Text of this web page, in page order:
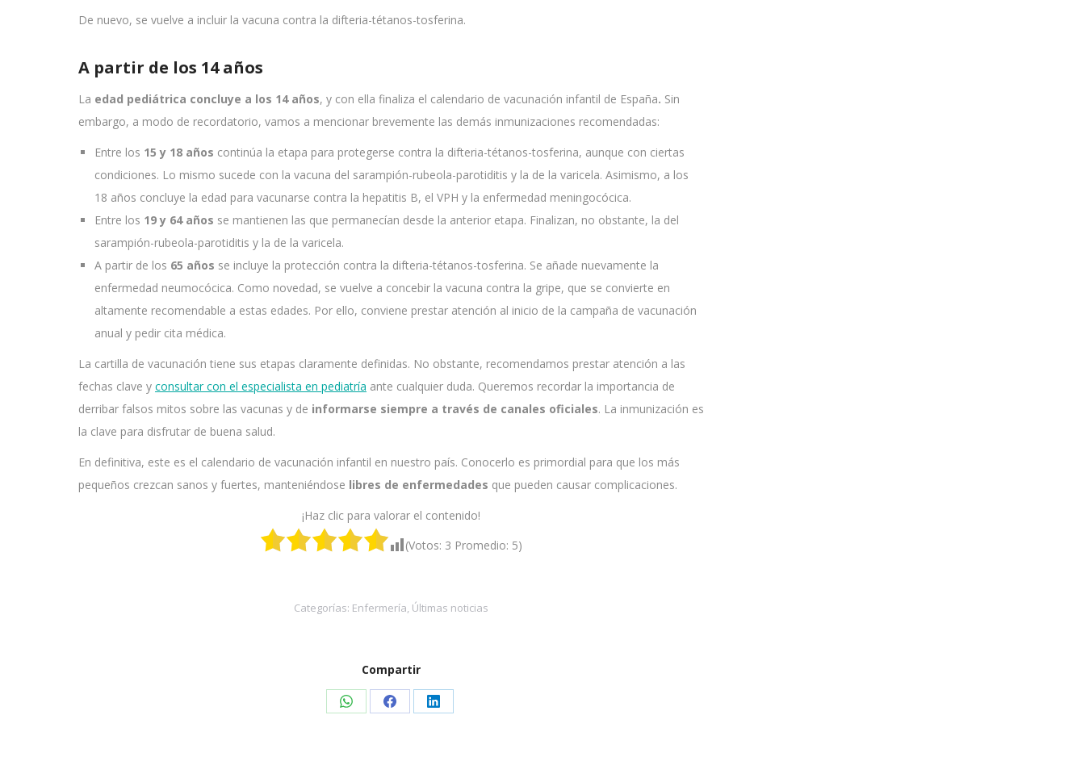
De nuevo, se vuelve a incluir la vacuna contra la difteria-tétanos-tosferina.
A partir de los 14 años
La edad pediátrica concluye a los 14 años, y con ella finaliza el calendario de vacunación infantil de España. Sin
embargo, a modo de recordatorio, vamos a mencionar brevemente las demás inmunizaciones recomendadas:
Entre los 15 y 18 años continúa la etapa para protegerse contra la difteria-tétanos-tosferina, aunque con ciertas
condiciones. Lo mismo sucede con la vacuna del sarampión-rubeola-parotiditis y la de la varicela. Asimismo, a los
18 años concluye la edad para vacunarse contra la hepatitis B, el VPH y la enfermedad meningocócica.
Entre los 19 y 64 años se mantienen las que permanecían desde la anterior etapa. Finalizan, no obstante, la del
sarampión-rubeola-parotiditis y la de la varicela.
A partir de los 65 años se incluye la protección contra la difteria-tétanos-tosferina. Se añade nuevamente la
enfermedad neumocócica. Como novedad, se vuelve a concebir la vacuna contra la gripe, que se convierte en
altamente recomendable a estas edades. Por ello, conviene prestar atención al inicio de la campaña de vacunación
anual y pedir cita médica.
La cartilla de vacunación tiene sus etapas claramente definidas. No obstante, recomendamos prestar atención a las
fechas clave y consultar con el especialista en pediatría ante cualquier duda. Queremos recordar la importancia de
derribar falsos mitos sobre las vacunas y de informarse siempre a través de canales oficiales. La inmunización es
la clave para disfrutar de buena salud.
En definitiva, este es el calendario de vacunación infantil en nuestro país. Conocerlo es primordial para que los más
pequeños crezcan sanos y fuertes, manteniéndose libres de enfermedades que pueden causar complicaciones.
¡Haz clic para valorar el contenido!
(Votos: 3 Promedio: 5)
Categorías: Enfermería Últimas noticias
Compartir
Share Share Share